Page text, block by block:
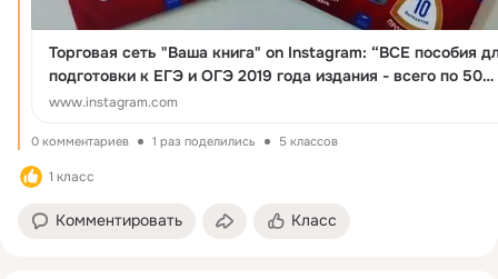
Торговая сеть "Ваша книга" on Instagram: “ВСЕ пособия
подготовки к ЕГЭ и ОГЭ 2019 года издания - всего по 50
рублей!!! — ТС ВАША КНИГА — ул.Ангарская,17
www.instagram.com
0 комментариев 1 раз поделились 5 классов
1 класс
Комментировать Класс